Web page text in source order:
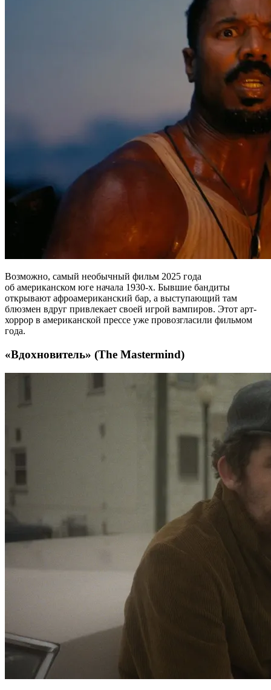
Возможно, самый необычный фильм 2025 года
об американском юге начала 1930-х. Бывшие бандиты
открывают афроамериканский бар, а выступающий там
блюзмен вдруг привлекает своей игрой вампиров. Этот арт-
хоррор в американской прессе уже провозгласили фильмом
года.
«Вдохновитель» (The Mastermind)